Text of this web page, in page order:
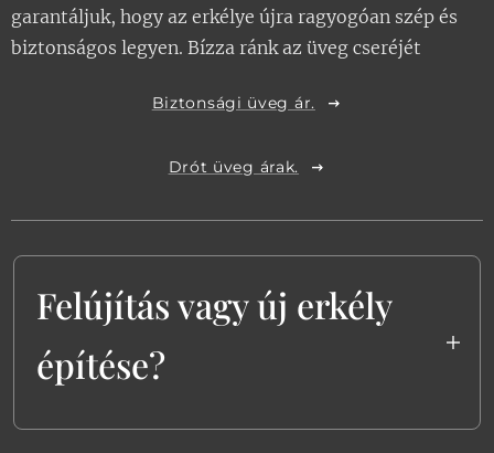
különösen fontosak,
különösen panel erkélyeknél.
Keret és Kiegészítők:
elrohadt, akkor új keretet
garantáljuk, hogy az erkélye újra ragyogóan szép és
biztonságos legyen. Bízza ránk az üveg cseréjét
Biztonsági üveg ár.
Drót üveg árak.
Felújítás vagy új erkély
építése?